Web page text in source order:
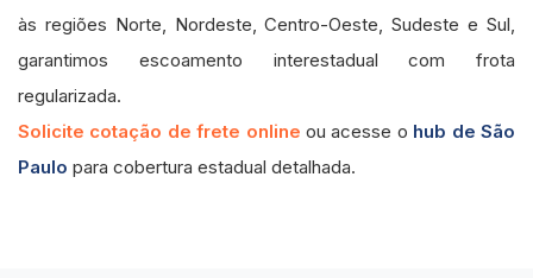
às regiões Norte, Nordeste, Centro-Oeste, Sudeste e Sul,
garantimos escoamento interestadual com frota
regularizada.
Solicite cotação de frete online ou acesse o hub de São
Paulo para cobertura estadual detalhada.